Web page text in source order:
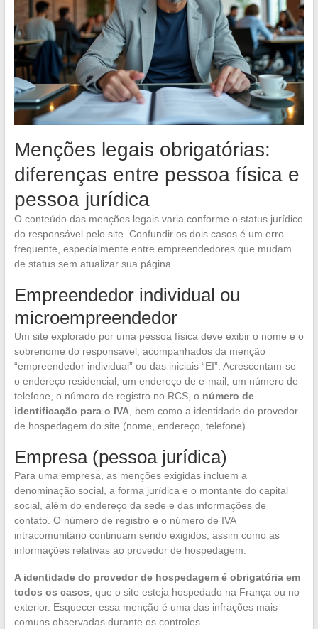
Menções legais obrigatórias:
diferenças entre pessoa física e
pessoa jurídica
O conteúdo das menções legais varia conforme o status jurídico
do responsável pelo site. Confundir os dois casos é um erro
frequente, especialmente entre empreendedores que mudam
de status sem atualizar sua página.
Empreendedor individual ou
microempreendedor
Um site explorado por uma pessoa física deve exibir o nome e o
sobrenome do responsável, acompanhados da menção
“empreendedor individual” ou das iniciais “EI”. Acrescentam-se
o endereço residencial, um endereço de e-mail, um número de
telefone, o número de registro no RCS, o número de
identificação para o IVA, bem como a identidade do provedor
de hospedagem do site (nome, endereço, telefone).
Empresa (pessoa jurídica)
Para uma empresa, as menções exigidas incluem a
denominação social, a forma jurídica e o montante do capital
social, além do endereço da sede e das informações de
contato. O número de registro e o número de IVA
intracomunitário continuam sendo exigidos, assim como as
informações relativas ao provedor de hospedagem.
A identidade do provedor de hospedagem é obrigatória em
todos os casos , que o site esteja hospedado na França ou no
exterior. Esquecer essa menção é uma das infrações mais
comuns observadas durante os controles.